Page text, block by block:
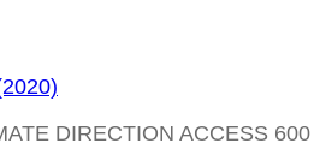
DIRECTION ACCESS 600